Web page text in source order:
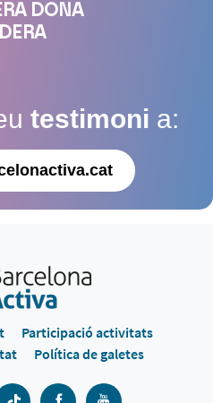
DONA
testimoni a:
Participació activitats
Política de galetes